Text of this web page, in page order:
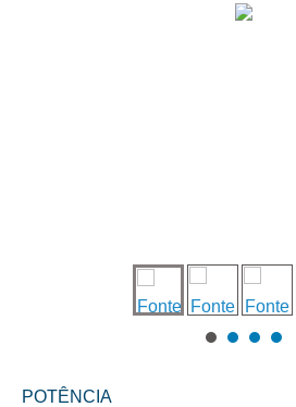
POTÊNCIA